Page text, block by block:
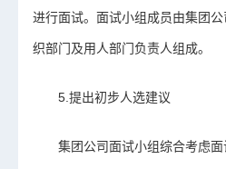
进行面试。面试小组成员由集团
织部门及用人部门负责人组成。
5.提出初步人选建议
集团公司面试小组综合考虑